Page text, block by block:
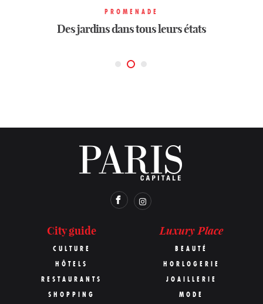
PROMENADE
Des jardins dans tous leurs états
PROMENADE
Des jardins dans tous leurs états
PROMENADE
Des jardins dans tous leurs états
City guide
CULTURE
HÔTELS
RESTAURANTS
SHOPPING
Luxury Place
BEAUTÉ
HORLOGERIE
JOAILLERIE
MODE